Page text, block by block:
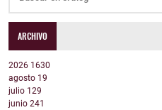
ARCHIVO
2026 1630
agosto 19
julio 129
junio 241